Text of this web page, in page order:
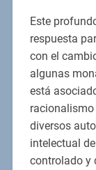
Este
respuesta
con el
algunas
está
diversos
intelectual
controlado y